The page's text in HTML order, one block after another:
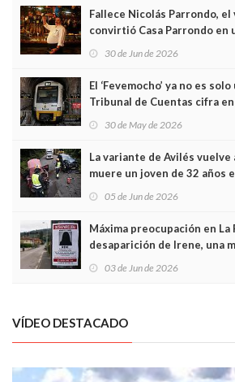
Fallece Nicolás Parrondo, el
convirtió Casa Parrondo en
Asturias en Madrid
30 de Jun de 2026
El ‘Fevemocho’ ya no es
Tribunal de Cuentas cifra
sobrecoste de los trenes
30 de May de 2026
La variante de Avilés
muere un joven de 32 años
frontal
05 de Jun de 2026
Máxima preocupación en La
desaparición de Irene, una
03 de Jun de 2026
VÍDEO DESTACADO